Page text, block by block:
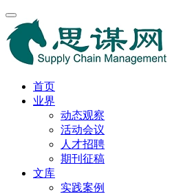
首页
业界
动态观察
活动会议
人才招聘
期刊征稿
文库
实践案例